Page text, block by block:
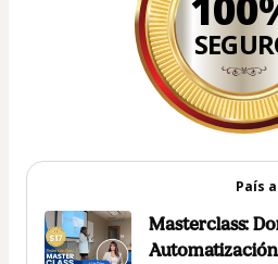
País
Masterclass: